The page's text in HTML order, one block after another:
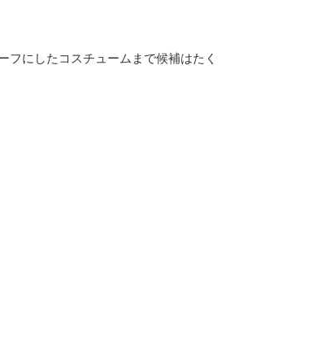
にしたコスチュームまで候補はたく